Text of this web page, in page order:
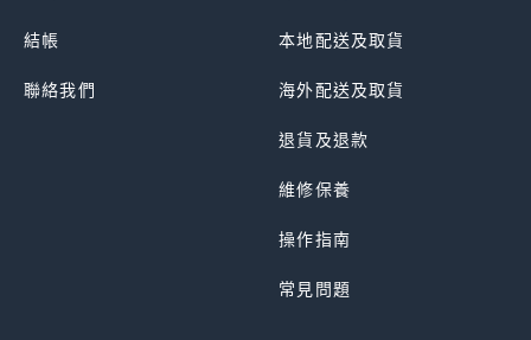
結帳
聯絡我們
本地配送及取貨
海外配送及取貨
退貨及退款
維修保養
操作指南
常見問題